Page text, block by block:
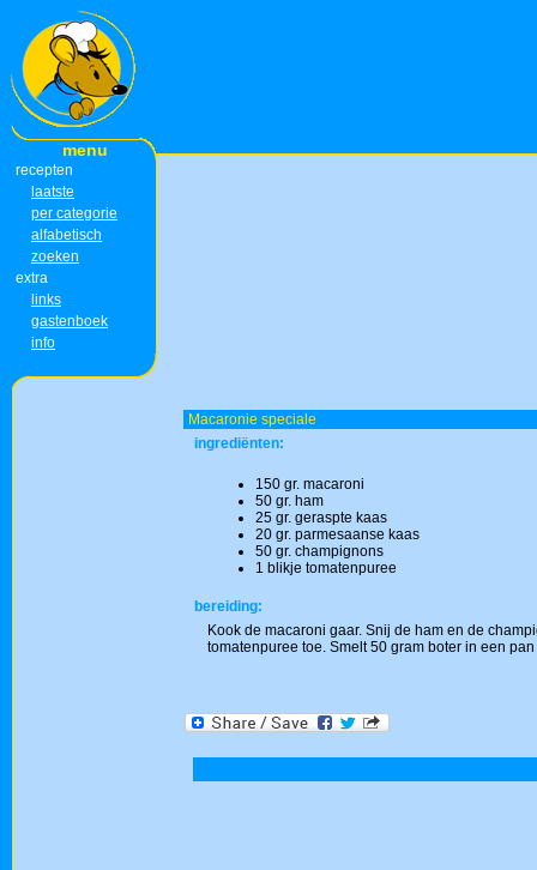
menu
recepten
laatste
per categorie
alfabetisch
zoeken
extra
links
gastenboek
info
Macaronie speciale
ingrediënten:
150 gr. macaroni
50 gr. ham
25 gr. geraspte kaas
20 gr. parmesaanse kaas
50 gr. champignons
1 blikje tomatenpuree
bereiding:
Kook de macaroni gaar. Snij de ham en de
tomatenpuree toe. Smelt 50 gram boter in een